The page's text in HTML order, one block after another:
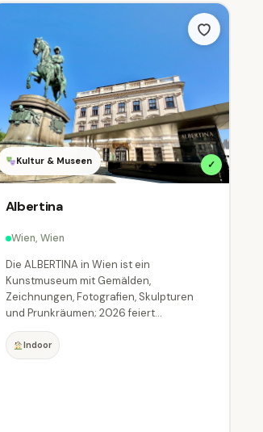
Kultur & Museen ✓
Albertina
Wien, Wien
Die ALBERTINA in Wien ist ein
Kunstmuseum mit Gemälden,
Zeichnungen, Fotografien, Skulpturen
und Prunkräumen; 2026 feiert...
Indoor